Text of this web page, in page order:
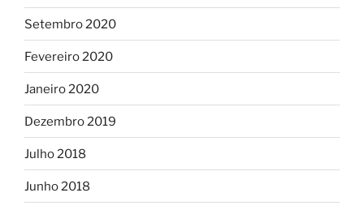
Setembro 2020
Fevereiro 2020
Janeiro 2020
Dezembro 2019
Julho 2018
Junho 2018